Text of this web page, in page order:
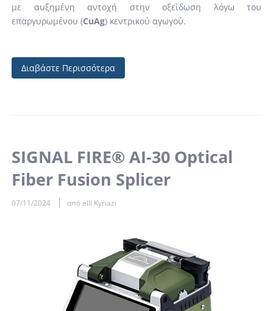
με αυξημένη αντοχή στην οξείδωση λόγω του
επαργυρωμένου (CuAg) κεντρικού αγωγού.
Διαβάστε Περισσότερα
SIGNAL FIRE® AI-30 Optical
Fiber Fusion Splicer
07/11/2024 από elli Kyriazi